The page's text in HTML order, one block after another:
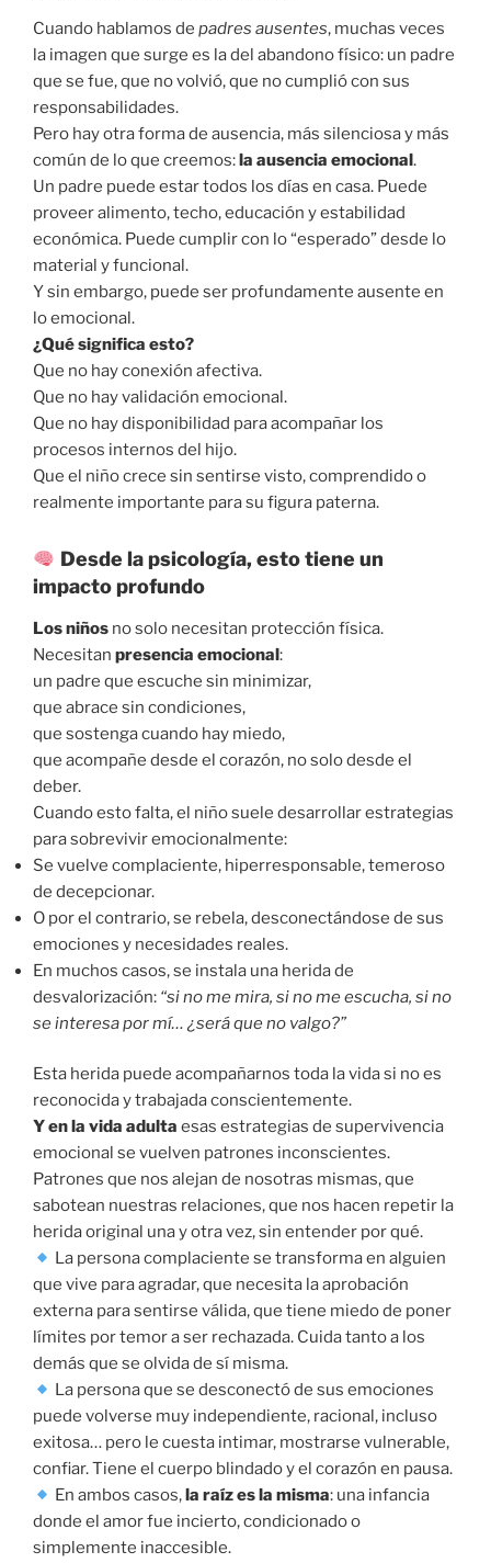
Cuando hablamos de padres ausentes, muchas veces
la imagen que surge es la del abandono físico: un padre
que se fue, que no volvió, que no cumplió con sus
responsabilidades.
Pero hay otra forma de ausencia, más silenciosa y más
común de lo que creemos:la ausencia emocional.
Un padre puede estar todos los días en casa. Puede
proveer alimento, techo, educación y estabilidad
económica. Puede cumplir con lo “esperado” desde lo
material y funcional.
Y sin embargo, puede ser profundamente ausente en
lo emocional.
¿Qué significa esto?
Que no hay conexión afectiva.
Que no hay validación emocional.
Que no hay disponibilidad para acompañar los
procesos internos del hijo.
Que el niño crece sin sentirse visto, comprendido o
realmente importante para su figura paterna.
Desde la psicología, esto tiene un
impacto profundo
Los niños no solo necesitan protección física.
Necesitan presencia emocional:
un padre que escuche sin minimizar,
que abrace sin condiciones,
que sostenga cuando hay miedo,
que acompañe desde el corazón, no solo desde el
deber.
Cuando esto falta, el niño suele desarrollar estrategias
para sobrevivir emocionalmente:
Se vuelve complaciente, hiperresponsable, temeroso
de decepcionar.
O por el contrario, se rebela, desconectándose de sus
emociones y necesidades reales.
En muchos casos, se instala una herida de
desvalorización: “si no me mira, si no me escucha, si no
se interesa por mí… ¿será que no valgo?”
Esta herida puede acompañarnos toda la vida si no es
reconocida y trabajada conscientemente.
Y en la vida adulta esas estrategias de supervivencia
emocional se vuelven patrones inconscientes.
Patrones que nos alejan de nosotras mismas, que
sabotean nuestras relaciones, que nos hacen repetir la
herida original una y otra vez, sin entender por qué.
La persona complaciente se transforma en alguien
que vive para agradar, que necesita la aprobación
externa para sentirse válida, que tiene miedo de poner
límites por temor a ser rechazada. Cuida tanto a los
demás que se olvida de sí misma.
La persona que se desconectó de sus emociones
puede volverse muy independiente, racional, incluso
exitosa… pero le cuesta intimar, mostrarse vulnerable,
confiar. Tiene el cuerpo blindado y el corazón en pausa.
En ambos casos,la raíz es la misma: una infancia
donde el amor fue incierto, condicionado o
simplemente inaccesible.